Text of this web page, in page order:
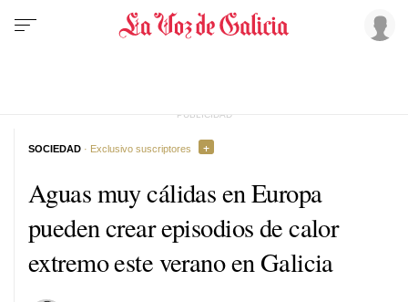
Aguas muy cálidas en Europa
pueden crear episodios de calor
extremo este verano en Galicia
SOCIEDAD · Exclusivo suscriptores